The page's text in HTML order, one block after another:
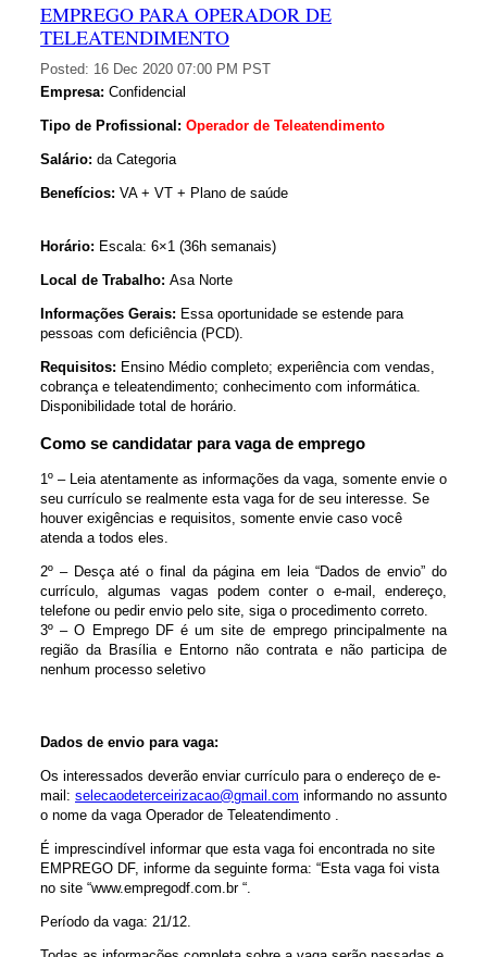
EMPREGO PARA OPERADOR DE
TELEATENDIMENTO
Posted: 16 Dec 2020 07:00 PM PST
Empresa: Confidencial
Tipo de Profissional: Operador de Teleatendimento
Salário: da Categoria
Benefícios: VA + VT + Plano de saúde
Horário: Escala: 6×1 (36h semanais)
Local de Trabalho: Asa Norte
Informações Gerais: Essa oportunidade se estende para
pessoas com deficiência (PCD).
Requisitos: Ensino Médio completo; experiência com vendas,
cobrança e teleatendimento; conhecimento com informática.
Disponibilidade total de horário.
Como se candidatar para vaga de emprego
1º – Leia atentamente as informações da vaga, somente envie o
seu currículo se realmente esta vaga for de seu interesse. Se
houver exigências e requisitos, somente envie caso você
atenda a todos eles.
2º – Desça até o final da página em leia “Dados de envio” do
currículo, algumas vagas podem conter o e-mail, endereço,
telefone ou pedir envio pelo site, siga o procedimento correto.
3º – O Emprego DF é um site de emprego principalmente na
região da Brasília e Entorno não contrata e não participa de
nenhum processo seletivo
Dados de envio para vaga:
Os interessados deverão enviar currículo para o endereço de e-
mail: selecaodeterceirizacao@gmail.com informando no assunto
o nome da vaga Operador de Teleatendimento .
É imprescindível informar que esta vaga foi encontrada no site
EMPREGO DF, informe da seguinte forma: “Esta vaga foi vista
no site “www.empregodf.com.br “.
Período da vaga: 21/12.